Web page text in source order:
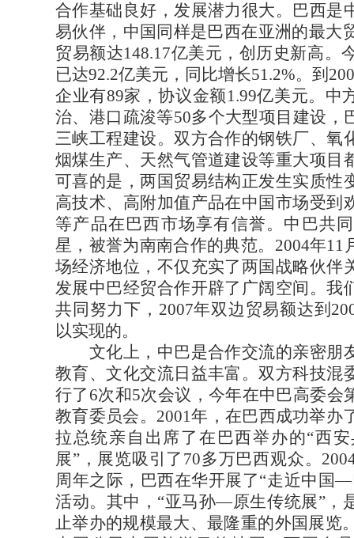
合作基础良好，发展潜力很大。巴西是
易伙伴，中国同样是巴西在亚洲的最大
贸易额达148.17亿美元，创历史新高。
已达92.2亿美元，同比增长51.2%。到
企业有89家，协议金额1.99亿美元。中
治、港口疏浚等50多个大型项目建设，
三峡工程建设。双方合作的钢铁厂、氧
烟煤生产、天然气管道建设等重大项目
可喜的是，两国贸易结构正发生实质性
高技术、高附加值产品在中国市场受到
等产品在巴西市场享有信誉。中巴共
星，被誉为南南合作的典范。2004年11
场经济地位，不仅充实了两国战略伙伴
发展中巴经贸合作开辟了广阔空间。我
共同努力下，2007年双边贸易额达到
以实现的。
文化上，中巴是合作交流的亲密朋
教育、文化交流日益丰富。双方科技混
行了6次和5次会议，今年在中巴高委会
教育委员会。2001年，在巴西成功举办
拉总统亲自出席了在巴西举办的“西
展”，展览吸引了70多万巴西观众。
周年之际，巴西在华开展了“走近中国
活动。其中，“亚马孙—原生传统展”，
止举办的规模最大、最隆重的外国展览